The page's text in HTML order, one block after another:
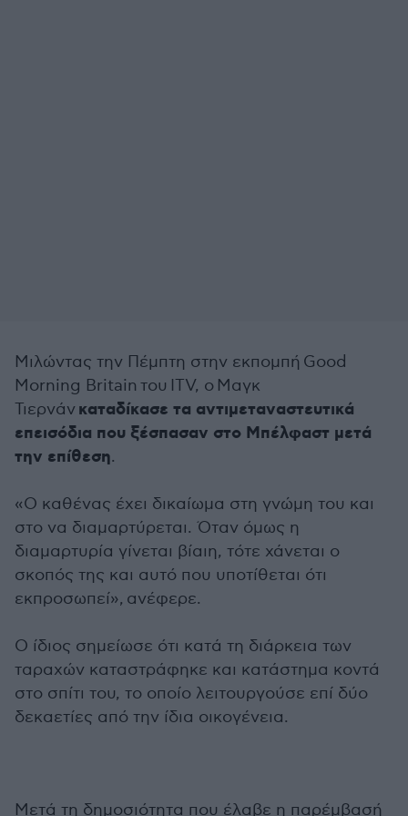
Μιλώντας την Πέμπτη στην εκπομπή Good
Morning Britain του ITV, ο Μαγκ
Τιερνάν καταδίκασε τα αντιμεταναστευτικά
επεισόδια που ξέσπασαν στο Μπέλφαστ μετά
την επίθεση.
«Ο καθένας έχει δικαίωμα στη γνώμη του και
στο να διαμαρτύρεται. Όταν όμως η
διαμαρτυρία γίνεται βίαιη, τότε χάνεται ο
σκοπός της και αυτό που υποτίθεται ότι
εκπροσωπεί», ανέφερε.
Ο ίδιος σημείωσε ότι κατά τη διάρκεια των
ταραχών καταστράφηκε και κατάστημα κοντά
στο σπίτι του, το οποίο λειτουργούσε επί δύο
δεκαετίες από την ίδια οικογένεια.
Μετά τη δημοσιότητα που έλαβε η παρέμβασή